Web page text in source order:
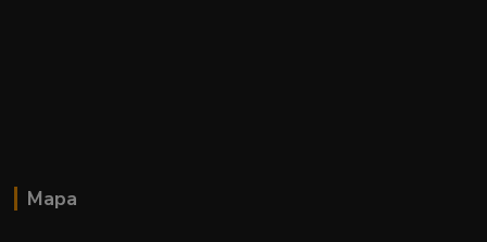
Mapa